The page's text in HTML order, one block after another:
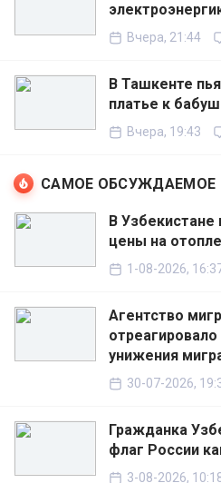
Вчера, 21:44
В Ташкенте
платье к
Вчера, 19:43
САМОЕ ОБСУЖДАЕМОЕ
В
цены на
1-08-2026,
Агентство
унижения
30-07-2026,
Гражданка
флаг России
3-08-2026,